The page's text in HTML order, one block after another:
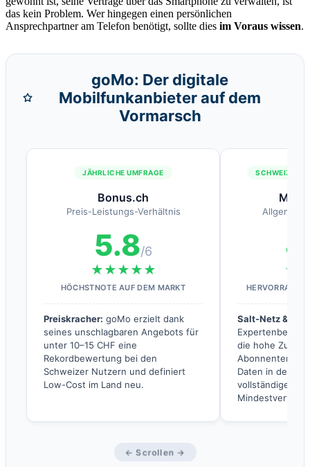
das kein Problem. Wer hingegen einen persönlichen
Ansprechpartner am Telefon benötigt, sollte dies im Voraus wissen.
goMo: Der digitale
Mobilfunkanbieter auf dem
Vormarsch
JÄHRLICHE UMFRAGE
Bonus.ch
Preis-Leistungs-Verhältnis
5.8/6
★★★★★
HÖCHSTNOTE AUF DEM MARKT
Preiskracher: goMo erzielt dank
seines unschlagbaren Angebots für
unter 10–15 CHF eine
Rekordbewertung bei den
Schweizer Nutzern und definiert
Low-Cost im Land neu.
SCHWEIZER
Salt-Netz &
die hohe
Abonnenten
Daten in der
vollständigen
← Scrollen →